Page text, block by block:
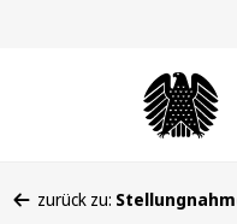
befinden
zurück zu: